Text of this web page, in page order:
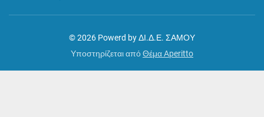
© 2026 Powerd by ΔΙ.Δ.Ε. ΣΑΜΟΥ
Υποστηρίζεται απόΘέμα Aperitto